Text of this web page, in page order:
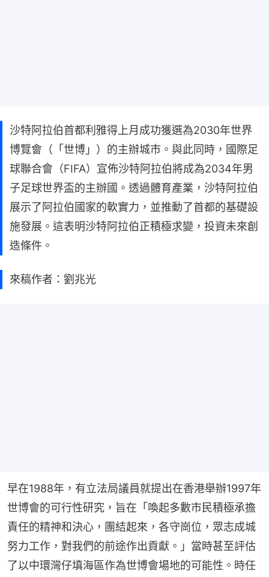
沙特阿拉伯首都利雅得上月成功獲選為2030年世界
博覽會（「世博」）的主辦城市。與此同時，國際足
球聯合會（FIFA）宣佈沙特阿拉伯將成為2034年男
子足球世界盃的主辦國。透過體育產業，沙特阿拉伯
展示了阿拉伯國家的軟實力，並推動了首都的基礎設
施發展。這表明沙特阿拉伯正積極求變，投資未來創
造條件。
來稿作者：劉兆光
早在1988年，有立法局議員就提出在香港舉辦1997年
世博會的可行性研究，旨在「喚起多數市民積極承擔
責任的精神和決心，團結起來，各守崗位，眾志成城
努力工作，對我們的前途作出貢獻。」當時甚至評估
了以中環灣仔填海區作為世博會場地的可能性。時任